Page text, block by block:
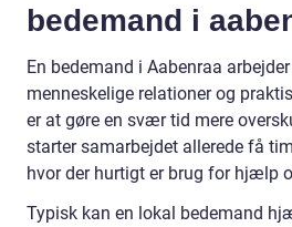
bedemand i
En bedemand i Aabenraa
menneskelige relationer og
er at gøre en svær tid mere
starter samarbejdet allerede få
hvor der hurtigt er brug for hjælp
Typisk kan en lokal bedemand